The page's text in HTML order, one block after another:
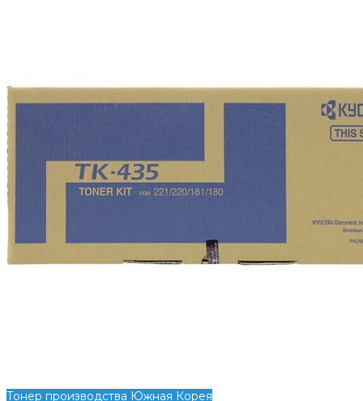
Тонер производства Южная Корея